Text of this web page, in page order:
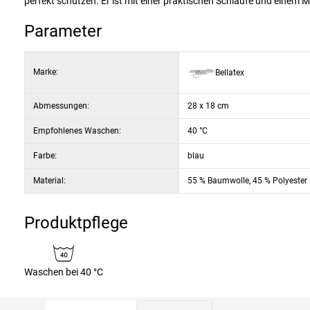
Parameter
Marke: Bellatex
Abmessungen: 28 x 18 cm
Empfohlenes Waschen: 40 °C
Farbe: blau
Material: 55 % Baumwolle, 45 % Polyester
Produktpflege
Waschen bei 40 °C